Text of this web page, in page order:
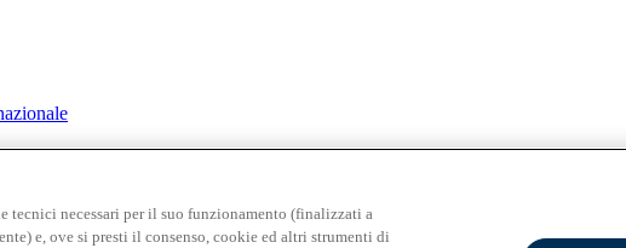
tecnici necessari per il suo funzionamento (finalizzati a
e, ove si presti il consenso, cookie ed altri strumenti di